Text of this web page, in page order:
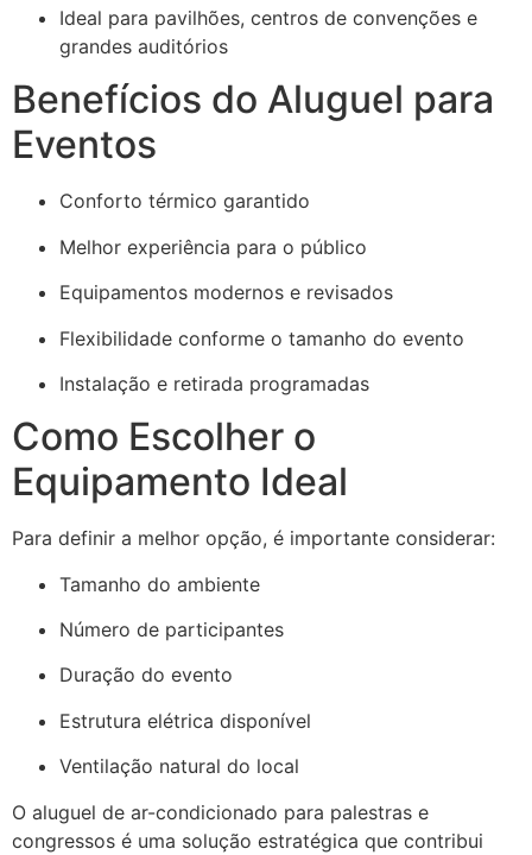
Ideal para pavilhões, centros de convenções e
grandes auditórios
Benefícios do Aluguel para
Eventos
Conforto térmico garantido
Melhor experiência para o público
Equipamentos modernos e revisados
Flexibilidade conforme o tamanho do evento
Instalação e retirada programadas
Como Escolher o
Equipamento Ideal
Para definir a melhor opção, é importante considerar:
Tamanho do ambiente
Número de participantes
Duração do evento
Estrutura elétrica disponível
Ventilação natural do local
O aluguel de ar-condicionado para palestras e
congressos é uma solução estratégica que contribui